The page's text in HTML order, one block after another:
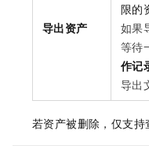
导出资产
限的
如果
等待
作记
导出
若资产被删除，仅支持